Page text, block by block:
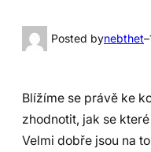
Posted bynebthet–
Blížíme se právě ke
zhodnotit, jak se
Velmi dobře jsou na